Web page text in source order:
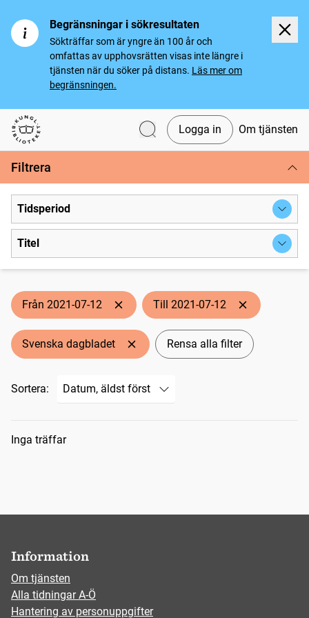
Begränsningar i sökresultaten
Sökträffar som är yngre än 100 år och
omfattas av upphovsrätten visas inte längre i
tjänsten när du söker på distans. Läs mer om
begränsningen.
Svenska tidningar
Logga in Om tjänsten
Filtrera
Tidsperiod
Titel
Från 2021-07-12 Till 2021-07-12
Svenska dagbladet Rensa alla filter
Sortera:
Sökresultat
Inga träffar
Information
Om tjänsten
Alla tidningar A-Ö
Hantering av personuppgifter